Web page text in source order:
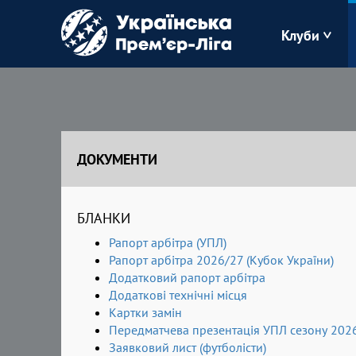
Клуби
Зоря
Полісся
ДОКУМЕНТИ
БЛАНКИ
Рапорт арбітра (УПЛ)
Рапорт арбітра 2026/27 (Кубок України)
Додатковий рапорт арбітра
Додаткові технічні місця
Картки замін
Передматчева презентація УПЛ сезону
Заявковий лист (футболісти)